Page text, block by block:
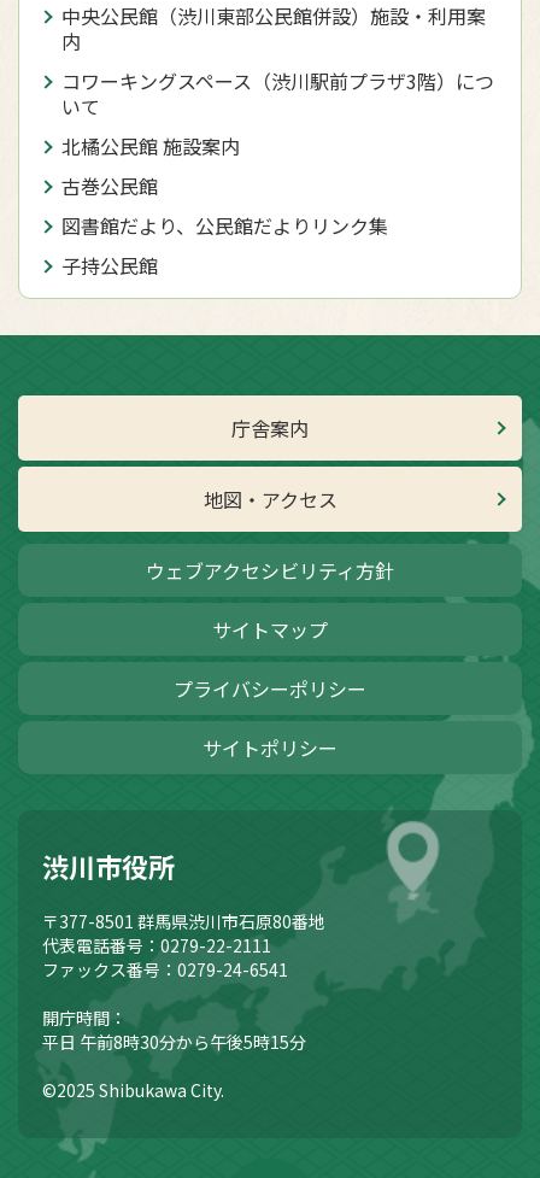
中央公民館（渋川東部公民館併設）施設・利用案
内
コワーキングスペース（渋川駅前プラザ3階）につ
いて
北橘公民館 施設案内
古巻公民館
図書館だより、公民館だよりリンク集
子持公民館
庁舎案内
地図・アクセス
ウェブアクセシビリティ方針
サイトマップ
プライバシーポリシー
サイトポリシー
渋川市役所
〒377-8501 群馬県渋川市石原80番地
代表電話番号：0279-22-2111
ファックス番号：0279-24-6541
開庁時間：
平日 午前8時30分から午後5時15分
©2025 Shibukawa City.